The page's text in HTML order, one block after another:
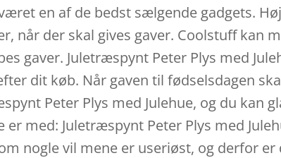
en af de bedst sælgende gadgets.
når der skal gives gaver. Coolstuff kan
gaver. Juletræspynt Peter Plys med
dit køb. Når gaven til fødselsdagen
Peter Plys med Julehue, og du kan
med: Juletræspynt Peter Plys med
nogle vil mene er useriøst, og derfor er